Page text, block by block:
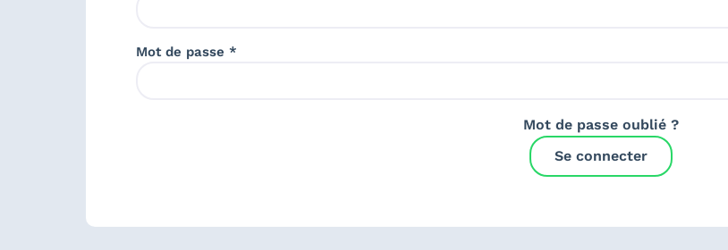
Mot de passe *
Mot de passe oublié ?
Se connecter